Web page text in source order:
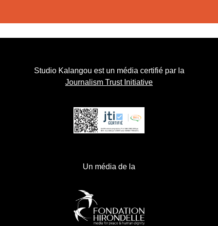
Studio Kalangou est un média certifié par la
Journalism Trust Initiative
Un média de la